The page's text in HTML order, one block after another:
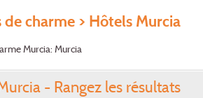
de charme> Hôtels Murcia
Murcia: Murcia
- Rangez les résultats